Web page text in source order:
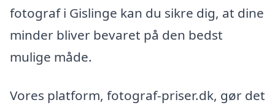
fotograf i Gislinge kan du sikre dig, at dine
minder bliver bevaret på den bedst
mulige måde.
Vores platform, fotograf-priser.dk, gør det